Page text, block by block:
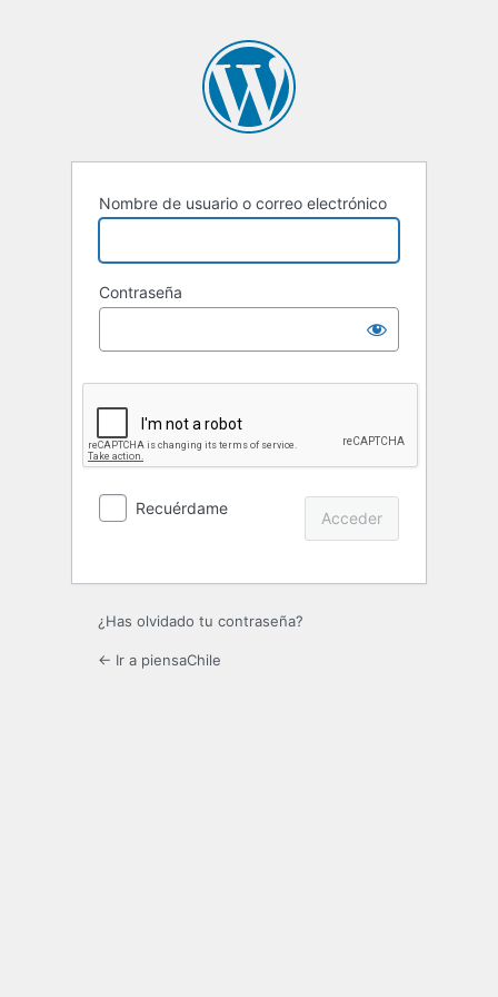
Nombre de usuario o correo electrónico
Contraseña
Recuérdame
¿Has olvidado tu contraseña?
← Ir a piensaChile